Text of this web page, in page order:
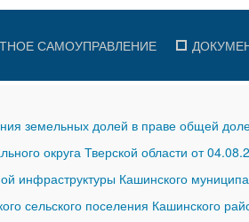
САМОУПРАВЛЕНИЕ
земельных долей в праве общей
округа Тверской области от
инфраструктуры Кашинского
сельского поселения Кашинского